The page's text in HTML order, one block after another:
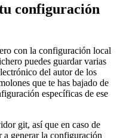
configuración
con la configuración local
puedes guardar varias
del autor de los
que te has bajado de
específicas de ese
git, así que en caso de
a generar la configuración